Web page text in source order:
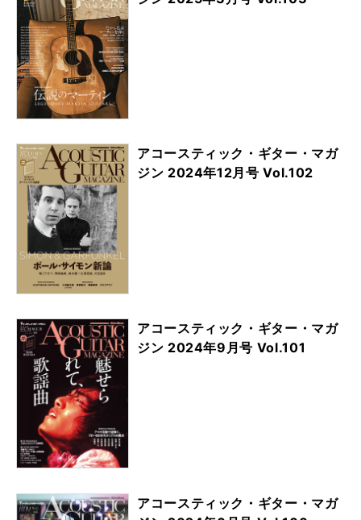
アコースティック・ギター・マガ
ジン 2024年12月号 Vol.102
アコースティック・ギター・マガ
ジン 2024年9月号 Vol.101
アコースティック・ギター・マガ